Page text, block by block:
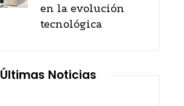
en la evolución
tecnológica
Últimas Noticias